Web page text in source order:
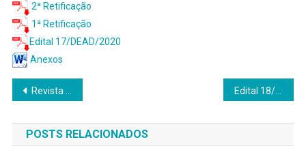
2ª Retificação
1ª Retificação
Edital 17/DEAD/2020
Anexos
Navegação
de
Post
Revista EducEaD recebe propostas de trabalho para a primeira edição
POSTS RELACIONADOS